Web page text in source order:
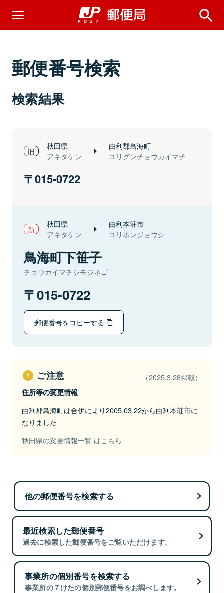
郵便番号検索
検索結果
秋田県
アキタケン
由利郡鳥海町
ユリグンチョウカイマチ
015-0722
秋田県
アキタケン
由利本荘市
ユリホンジョウシ
鳥海町下笹子
チョウカイマチシモジネゴ
015-0722
郵便番号をコピーする
ご注意 （2025.3.28掲載）
住所等の変更情報
由利郡鳥海町は合併により2005.03.22から由利本荘市に
なりました
秋田県の変更情報一覧 はこちら
他の郵便番号を検索する
最近検索した郵便番号
過去に検索した郵便番号をご覧いただけます。
事業所の個別番号を検索する
事業所の７けたの個別郵便番号をお調べします。